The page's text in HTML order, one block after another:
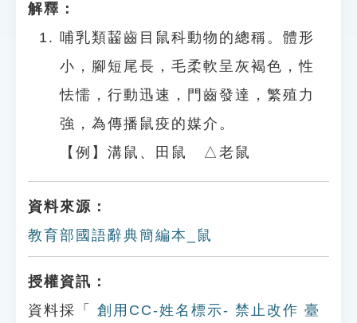
解釋：
哺乳類齧齒目鼠科動物的總稱。體形
小，腳短尾長，毛柔軟呈灰褐色，性
怯懦，行動迅速，門齒發達，繁殖力
強，為傳播鼠疫的媒介。
【例】溝鼠、田鼠 △老鼠
資料來源：
教育部國語辭典簡編本_鼠
授權資訊：
資料採「
創用CC-姓名標示- 禁止改作 臺